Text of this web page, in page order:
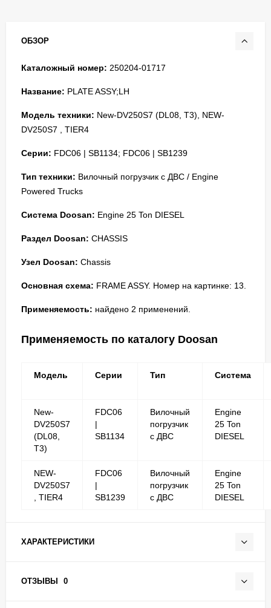
ОБЗОР
Каталожный номер: 250204-01717
Название: PLATE ASSY;LH
Модель техники: New-DV250S7 (DL08, T3), NEW-
DV250S7 , TIER4
Серии: FDC06 | SB1134; FDC06 | SB1239
Тип техники: Вилочный погрузчик с ДВС / Engine
Powered Trucks
Система Doosan: Engine 25 Ton DIESEL
Раздел Doosan: CHASSIS
Узел Doosan: Chassis
Основная схема: FRAME ASSY. Номер на картинке: 13.
Применяемость: найдено 2 применений.
Применяемость по каталогу Doosan
Модель Серии Тип Система
New-
DV250S7
(DL08,
T3)
FDC06
|
SB1134
Вилочный
погрузчик
с ДВС
Engine
25 Ton
DIESEL
NEW-
DV250S7
, TIER4
FDC06
|
SB1239
Вилочный
погрузчик
с ДВС
Engine
25 Ton
DIESEL
ХАРАКТЕРИСТИКИ
ОТЗЫВЫ 0